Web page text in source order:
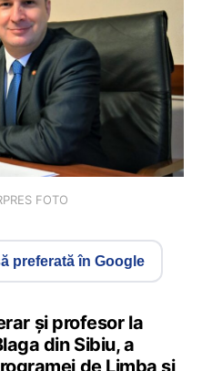
FOTO
preferată în Google
și profesor la
din Sibiu, a
de Limba și